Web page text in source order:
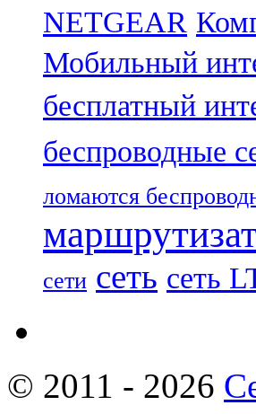
NETGEAR
Мобильный
бесплатный
беспроводные
ломаются
сети сеть сеть
© 2011 - 2026